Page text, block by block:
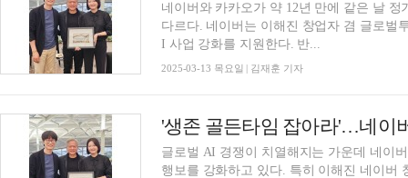
네이버와 카카오가 약 12년 만에 같은 날
다르다. 네이버는 이해진 창업자 겸 글로벌
I 사업 강화를 지원한다. 반...
2025-03-13 목요일 | 김재훈 기자
글로벌 AI 경쟁이 치열해지는 가운데 네이
행보를 강화하고 있다. 특히 이해진 네이버